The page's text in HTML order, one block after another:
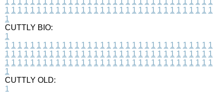
1 1 1 1 1 1 1 1 1 1 1 1 1 1 1 1 1 1 1 1 1 1 1 1 1 1 1 1 1 1 1 1 1
1
CUTTLY BIO:
1
1 1 1 1 1 1 1 1 1 1 1 1 1 1 1 1 1 1 1 1 1 1 1 1 1 1 1 1 1 1 1 1 1
1 1 1 1 1 1 1 1 1 1 1 1 1 1 1 1 1 1 1 1 1 1 1 1 1 1 1 1 1 1 1 1 1
1 1 1 1 1 1 1 1 1 1 1 1 1 1 1 1 1 1 1 1 1 1 1 1 1 1 1 1 1 1 1 1 1
1
CUTTLY OLD:
1